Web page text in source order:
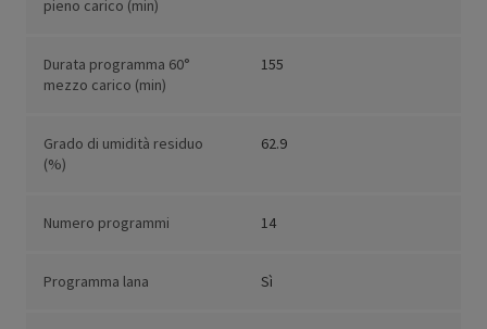
pieno carico (min)
Durata programma 60°
mezzo carico (min)
155
Grado di umidità residuo
(%)
62.9
Numero programmi 14
Programma lana Sì